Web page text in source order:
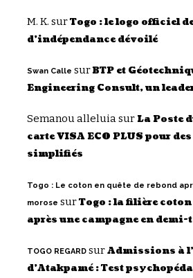
M. K. surTogo : le logo officiel
d’indépendance dévoilé
Swan Calle surBTP et
Engineering Consult, un
Semanou alleluiasurLa Poste
carte VISA ECO PLUS pour
simplifiés
Togo : Le coton en quête de rebond
morose surTogo : la filière
après une campagne en
TOGO REGARD surAdmissions à
d’Atakpamé : Test